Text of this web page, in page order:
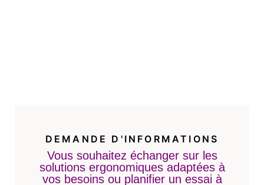
DEMANDE D'INFORMATIONS
Vous souhaitez échanger sur les
solutions ergonomiques adaptées à
vos besoins ou planifier un essai à